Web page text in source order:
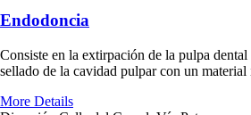
Endodoncia
Consiste en la extirpación de la pulpa
sellado de la cavidad pulpar con un material
More Details